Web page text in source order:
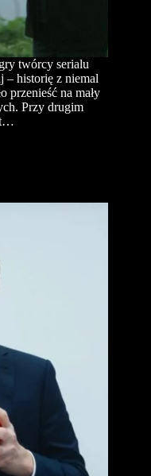
twórcy serialu
– historię z niemal
przenieść na mały
Przy drugim